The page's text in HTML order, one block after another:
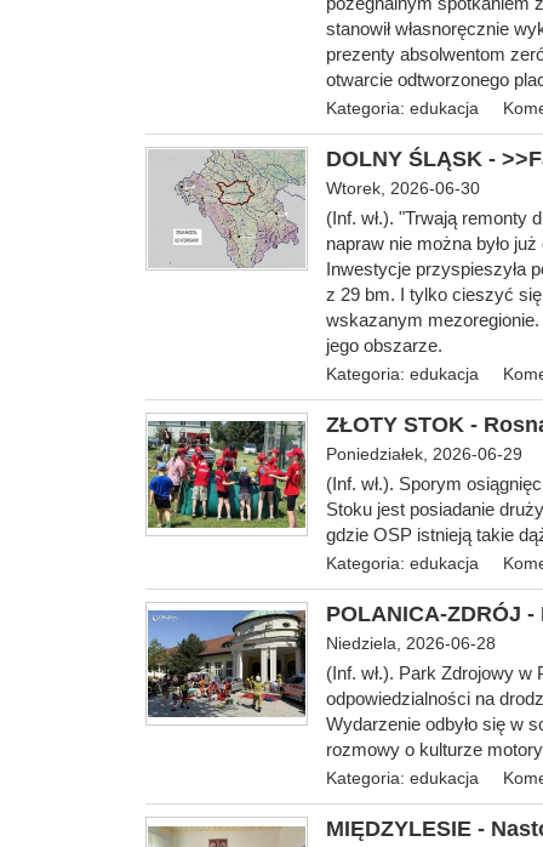
stanowił własnoręcznie
prezenty absolwentom
otwarcie odtworzonego
Kategoria: edukacja
DOLNY ŚLĄSK -
Wtorek, 2026-06-30
(Inf. wł.). "Trwają remonty
napraw nie można było
Inwestycje przyspieszyła
z 29 bm. I tylko cieszyć
wskazanym mezoregionie.
jego obszarze.
Kategoria: edukacja
ZŁOTY STOK -
Poniedziałek, 2026-06-29
(Inf. wł.). Sporym
Stoku jest posiadanie
gdzie OSP istnieją takie
Kategoria: edukacja
POLANICA-ZDRÓJ
Niedziela, 2026-06-28
(Inf. wł.). Park Zdrojowy w
odpowiedzialności na
Wydarzenie odbyło się w
rozmowy o kulturze
Kategoria: edukacja
MIĘDZYLESIE -